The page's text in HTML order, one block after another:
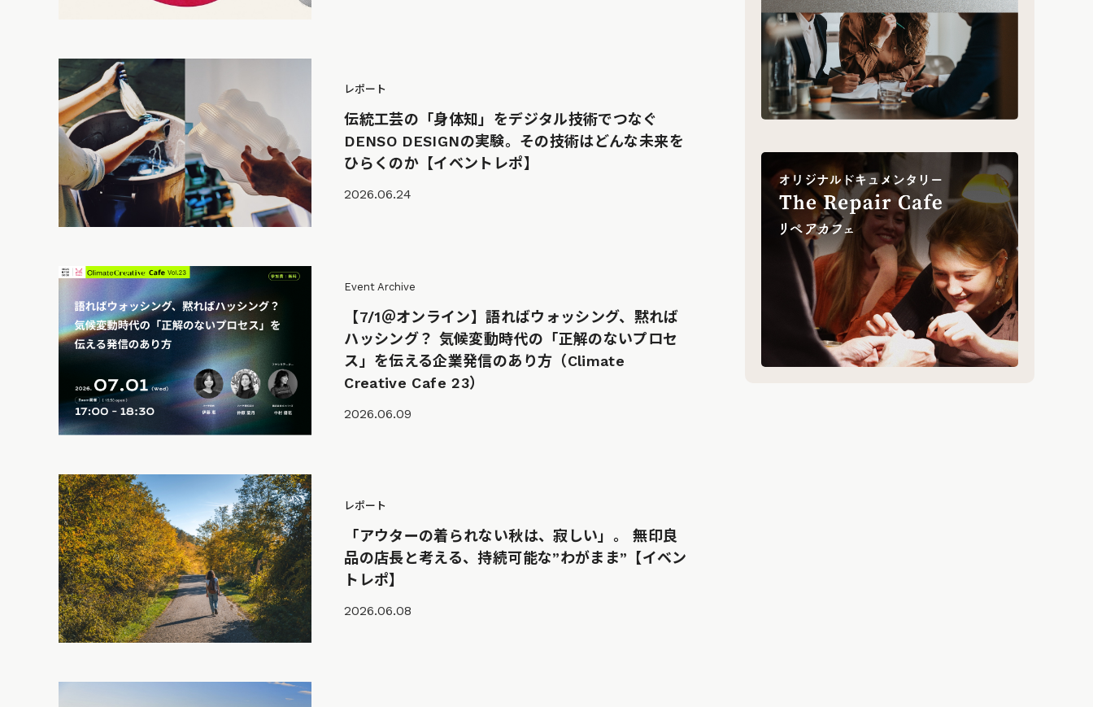
レポート
伝統工芸の「身体知」をデジタル技術でつなぐ
DENSO DESIGNの実験。その技術はどんな未来を
ひらくのか【イベントレポ】
2026.06.24
Event Archive
【7/1＠オンライン】語ればウォッシング、黙れば
ハッシング？ 気候変動時代の「正解のないプロセ
ス」を伝える企業発信のあり方（Climate
Creative Cafe 23）
2026.06.09
レポート
「アウターの着られない秋は、寂しい」。 無印良
品の店長と考える、持続可能な”わがまま”【イベン
トレポ】
2026.06.08